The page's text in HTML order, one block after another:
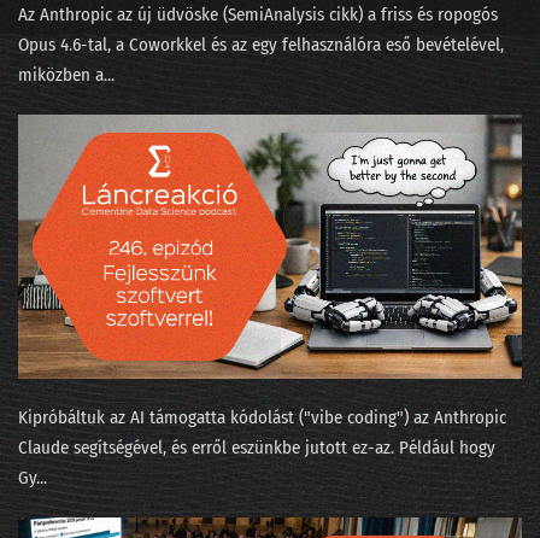
057 - Quora.com barangolás a gépi tanulás körül
056 - Tikk Domonkos: Az ajánlórendszer-üzlet
055 - A gépi tanulás algoritmusai
054 - Tényleg, milyen nagy a Big Data?
053 - Tikk Domonkos: a Gravity-sztori
052 - Boldog születésnap
051 - A híres hibahatár, ami sokkal nagyobb
050 - Így számoljuk meg az elveszett lovagi történeteket
049 - Nevek nyomában
048 - Texas hold'em
047 - Dr. Watsonnak új gazdája lesz
Az Anthropic az új üdvöske (SemiAnalysis cikk⁠) a friss és ropogós
Opus 4.6-tal, a Coworkkel és az ⁠egy felhasználóra eső bevételével⁠,
miközben a...
Kipróbáltuk az AI támogatta kódolást ("⁠vibe coding⁠") az Anthropic
Claude segítségével, és erről eszünkbe jutott ez-az. Például hogy
Gy...